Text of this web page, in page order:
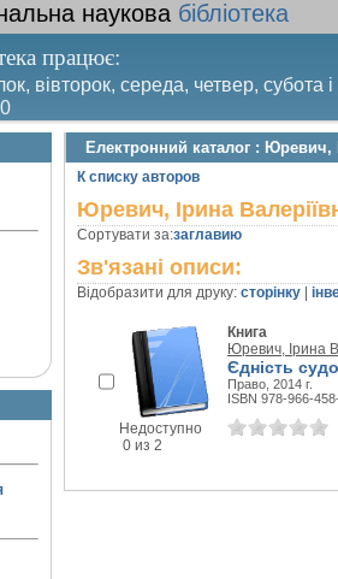
наукова бібліотека
працює:
вівторок, середа, четвер, субота
день – п’ятниця. Останній четвер
Електронний каталог : Юревич,
К списку авторов
Юревич, Ірина
Сортувати за:заглавию
Зв'язані описи:
Відобразити для друку: сторінку
Недоступно
0 из 2
Книга
Юревич, Ірина
Єдність
Право, 2014 г.
ISBN 978-966-